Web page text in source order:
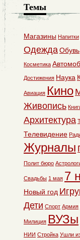
Темы
Магазины Напитки
ОдеждаОбувь
Косметика
Достижения Наука
Авиация Кино
Живопись
Архитектура
Телевидение
Журналы
Полит бюро
Свадьбы 1 мая 7
Новый год
Дети Спорт Армия
Милиция ВУЗы
НИИ Стройка Ушли